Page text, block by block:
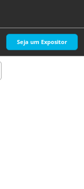
Seja um Expositor